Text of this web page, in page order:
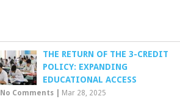
THE RETURN OF THE 3-CREDIT
POLICY: EXPANDING
EDUCATIONAL ACCESS
No Comments Mar 28, 2025